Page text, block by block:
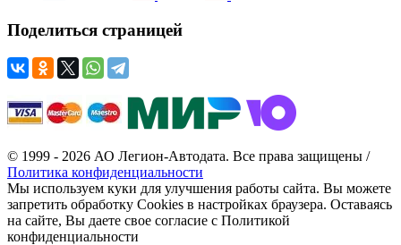
Поделиться страницей
© 1999 - 2026 АО Легион-Автодата. Все права защищены /
Политика конфиденциальности
Мы используем куки для улучшения работы сайта. Вы можете
запретить обработку Cookies в настройках браузера. Оставаясь
на сайте, Вы даете свое согласие с Политикой
конфиденциальности